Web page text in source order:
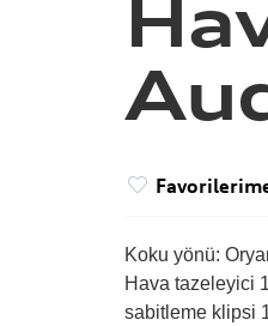
Koku yönü:
Hava tazeleyici
sabitleme klipsi